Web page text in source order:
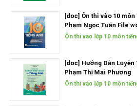
[doc] Ôn thi vào 10 môn
Phạm Ngọc Tuấn File
Ôn thi vào lớp 10 môn
[doc] Hướng Dẫn Luyện
Phạm Thị Mai Phương
Ôn thi vào lớp 10 môn